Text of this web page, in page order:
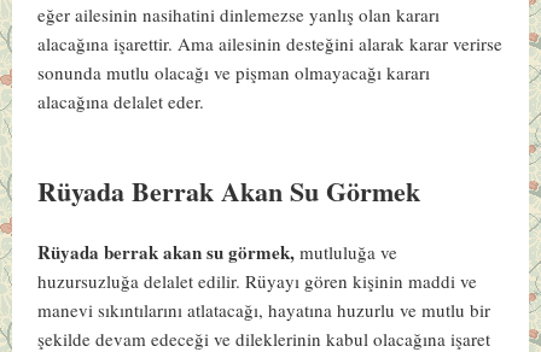
eğer ailesinin nasihatini dinlemezse yanlış olan kararı
alacağına işarettir. Ama ailesinin desteğini alarak karar verirse
sonunda mutlu olacağı ve pişman olmayacağı kararı
alacağına delalet eder.
Rüyada Berrak Akan Su Görmek
Rüyada berrak akan su görmek, mutluluğa ve
huzursuzluğa delalet edilir. Rüyayı gören kişinin maddi ve
manevi sıkıntılarını atlatacağı, hayatına huzurlu ve mutlu bir
şekilde devam edeceği ve dileklerinin kabul olacağına işaret